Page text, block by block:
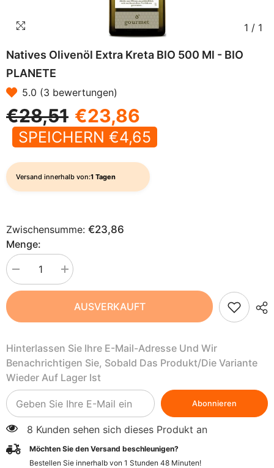
1 / 1
Natives Olivenöl Extra Kreta BIO 500 Ml - BIO
PLANETE
5.0 (3 bewertungen)
€28,51 €23,86
SPEICHERN €4,65
Versand innerhalb von:1 Tagen
Zwischensumme: €23,86
Menge:
verringern
für
extra
500
-
BIO
PLANETE
Menge
erhöhen
für
Natives
Olivenöl
500
-
BIO
PLANETE
AUSVERKAUFT
Hinterlassen Sie Ihre E-Mail-Adresse Und Wir
Benachrichtigen Sie, Sobald Das Produkt/die Variante
Wieder Auf Lager Ist
Abonnieren
8 Kunden sehen sich dieses Produkt an
Möchten Sie den Versand beschleunigen?
Bestellen Sie innerhalb von 1 Stunden 48 Minuten!